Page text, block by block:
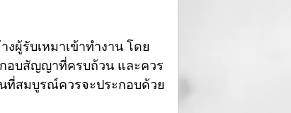
ผู้รับเหมาเข้าทำงาน โดย
อบสัญญาที่ครบถ้วน และควร
ที่สมบูรณ์ควรจะประกอบด้วย